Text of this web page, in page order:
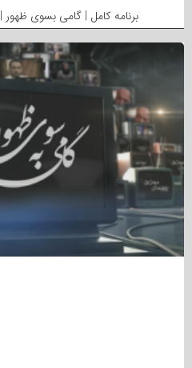
برنامه کامل | گامی بسوی ظهور | ۱۴۰۵.۴.۱۸ | استاد نصوری